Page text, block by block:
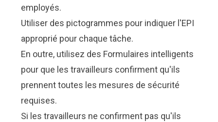
employés.
Utiliser des pictogrammes pour indiquer l'EPI
approprié pour chaque tâche.
En outre, utilisez des Formulaires intelligents
pour que les travailleurs confirment qu'ils
prennent toutes les mesures de sécurité
requises.
Si les travailleurs ne confirment pas qu'ils